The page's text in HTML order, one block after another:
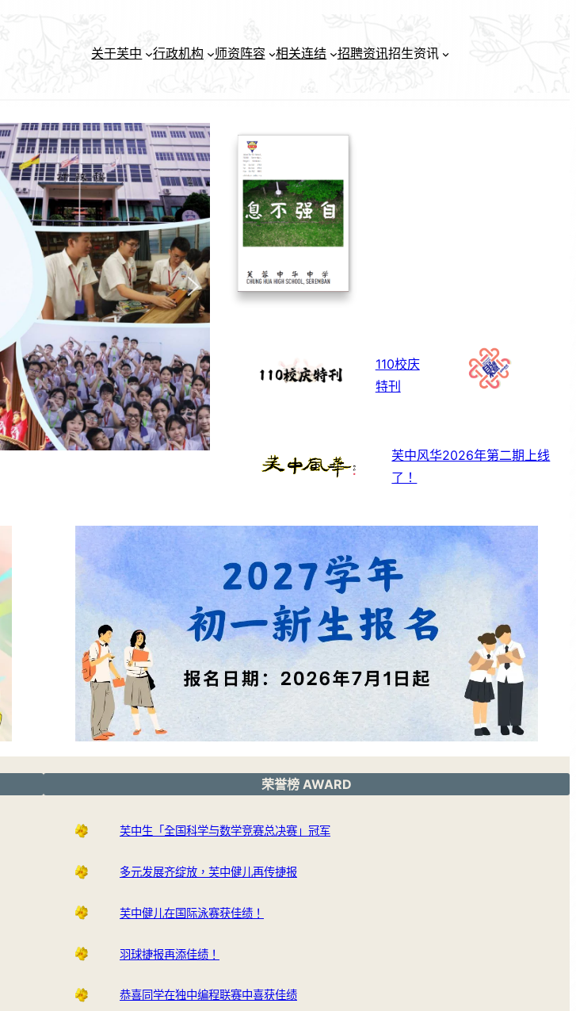
关于芙中 行政机构 师资阵容 相关连结 招聘资讯招生资讯
110校庆
特刊
芙中风华2026年第二期上线
了！
荣誉榜 AWARD
芙中生「全国科学与数学竞赛总决赛」冠军
多元发展齐绽放，芙中健儿再传捷报
芙中健儿在国际泳赛获佳绩！
羽球捷报再添佳绩！
恭喜同学在独中编程联赛中喜获佳绩